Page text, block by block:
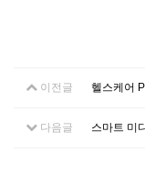
이전글
헬스케어
다음글
스마트 미